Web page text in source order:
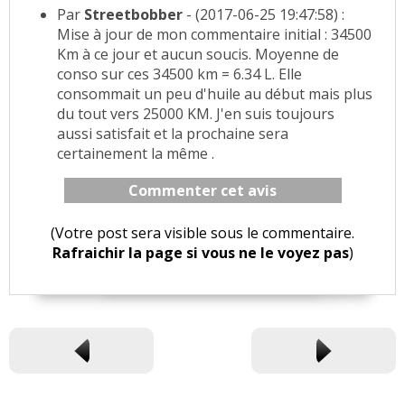
Par Streetbobber - (2017-06-25 19:47:58) :
Mise à jour de mon commentaire initial : 34500
Km à ce jour et aucun soucis. Moyenne de
conso sur ces 34500 km = 6.34 L. Elle
consommait un peu d'huile au début mais plus
du tout vers 25000 KM. J'en suis toujours
aussi satisfait et la prochaine sera
certainement la même .
Commenter cet avis
(Votre post sera visible sous le commentaire.
Rafraichir la page si vous ne le voyez pas)